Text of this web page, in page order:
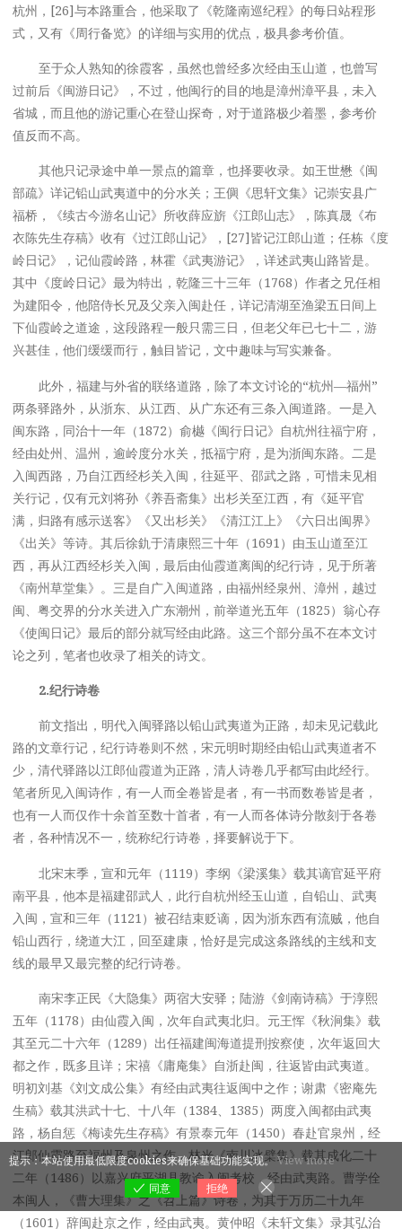
杭州，[26]与本路重合，他采取了《乾隆南巡纪程》的每日站程形
式，又有《周行备览》的详细与实用的优点，极具参考价值。
至于众人熟知的徐霞客，虽然也曾经多次经由玉山道，也曾写
过前后《闽游日记》，不过，他闽行的目的地是漳州漳平县，未入
省城，而且他的游记重心在登山探奇，对于道路极少着墨，参考价
值反而不高。
其他只记录途中单一景点的篇章，也择要收录。如王世懋《闽
部疏》详记铅山武夷道中的分水关；王㒜《思轩文集》记崇安县广
福桥，《续古今游名山记》所收薛应旂《江郎山志》，陈真晟《布
衣陈先生存稿》收有《过江郎山记》，[27]皆记江郎山道；任栋《度
岭日记》，记仙霞岭路，林霍《武夷游记》，详述武夷山路皆是。
其中《度岭日记》最为特出，乾隆三十三年（1768）作者之兄任相
为建阳令，他陪侍长兄及父亲入闽赴任，详记清湖至渔梁五日间上
下仙霞岭之道途，这段路程一般只需三日，但老父年已七十二，游
兴甚佳，他们缓缓而行，触目皆记，文中趣味与写实兼备。
此外，福建与外省的联络道路，除了本文讨论的“杭州—福州”
两条驿路外，从浙东、从江西、从广东还有三条入闽道路。一是入
闽东路，同治十一年（1872）俞樾《闽行日记》自杭州往福宁府，
经由处州、温州，逾岭度分水关，抵福宁府，是为浙闽东路。二是
入闽西路，乃自江西经杉关入闽，往延平、邵武之路，可惜未见相
关行记，仅有元刘将孙《养吾斋集》出杉关至江西，有《延平官
满，归路有感示送客》《又出杉关》《清江江上》《六日出闽界》
《出关》等诗。其后徐釚于清康熙三十年（1691）由玉山道至江
西，再从江西经杉关入闽，最后由仙霞道离闽的纪行诗，见于所著
《南州草堂集》。三是自广入闽道路，由福州经泉州、漳州，越过
闽、粤交界的分水关进入广东潮州，前举道光五年（1825）翁心存
《使闽日记》最后的部分就写经由此路。这三个部分虽不在本文讨
论之列，笔者也收录了相关的诗文。
2.纪行诗卷
前文指出，明代入闽驿路以铅山武夷道为正路，却未见记载此
路的文章行记，纪行诗卷则不然，宋元明时期经由铅山武夷道者不
少，清代驿路以江郎仙霞道为正路，清人诗卷几乎都写由此经行。
笔者所见入闽诗作，有一人而全卷皆是者，有一书而数卷皆是者，
也有一人而仅作十余首至数十首者，有一人而各体诗分散刻于各卷
者，各种情况不一，统称纪行诗卷，择要解说于下。
北宋末季，宣和元年（1119）李纲《梁溪集》载其谪官延平府
南平县，他本是福建邵武人，此行自杭州经玉山道，自铅山、武夷
入闽，宣和三年（1121）被召结束贬谪，因为浙东西有流贼，他自
铅山西行，绕道大江，回至建康，恰好是完成这条路线的主线和支
线的最早又最完整的纪行诗卷。
南宋李正民《大隐集》两宿大安驿；陆游《剑南诗稿》于淳熙
五年（1178）由仙霞入闽，次年自武夷北归。元王恽《秋涧集》载
其至元二十六年（1289）出任福建闽海道提刑按察使，次年返回大
都之作，既多且详；宋禧《庸庵集》自浙赴闽，往返皆由武夷道。
明初刘基《刘文成公集》有经由武夷往返闽中之作；谢肃《密庵先
生稿》载其洪武十七、十八年（1384、1385）两度入闽都由武夷
路，杨自惩《梅读先生存稿》有景泰元年（1450）春赴官泉州，经
江郎仙霞路至福州及泉州之作，林光《南川冰檗集》载其成化二十
二年（1486）以嘉兴府平湖县教谕入闽考校，经由武夷路。曹学佺
本闽人，《曹大理集》之《苕上篇》诗卷，为其于万历二十九年
（1601）辞闽赴京之作，经由武夷。黄仲昭《未轩文集》录其弘治
提示：本站使用最低限度cookies来确保基础功能实现。View more
同意
拒绝